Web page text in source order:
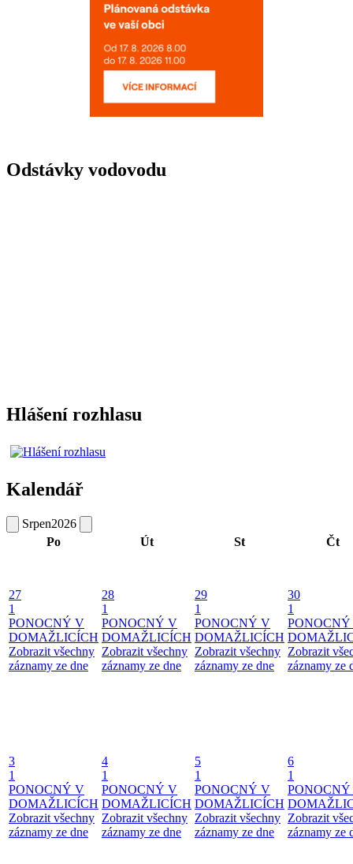
Odstávky vodovodu
Hlášení rozhlasu
Kalendář
Srpen2026
Po
Út St Čt
27
1
PONOCNÝ V
DOMAŽLICÍCH
Zobrazit všechny
záznamy ze dne
28
1
PONOCNÝ V
DOMAŽLICÍCH
Zobrazit všechny
záznamy ze dne
29
1
PONOCNÝ V
DOMAŽLICÍCH
Zobrazit všechny
záznamy ze dne
30
1
Zobrazit
záznamy ze
3
1
PONOCNÝ V
DOMAŽLICÍCH
Zobrazit všechny
záznamy ze dne
4
1
PONOCNÝ V
DOMAŽLICÍCH
Zobrazit všechny
záznamy ze dne
5
1
PONOCNÝ V
DOMAŽLICÍCH
Zobrazit všechny
záznamy ze dne
6
1
Zobrazit
záznamy ze